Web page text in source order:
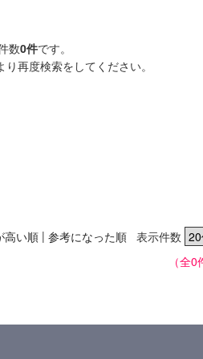
数0件です。
再度検索をしてください。
高い順 | 参考になった順 表示件数
（全